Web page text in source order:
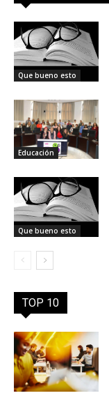
Que bueno esto
Educación
Que bueno esto
TOP 10